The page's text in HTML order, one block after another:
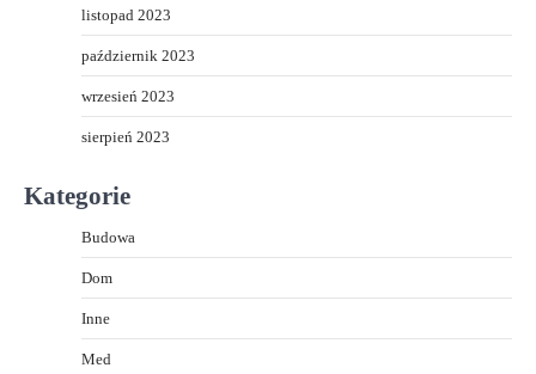
listopad 2023
październik 2023
wrzesień 2023
sierpień 2023
Kategorie
Budowa
Dom
Inne
Med